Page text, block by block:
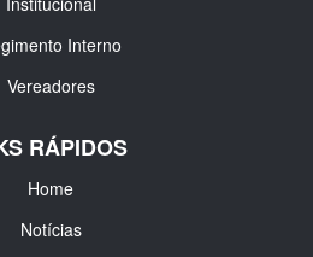
Interno
Vereadores
RÁPIDOS
Home
Notícias